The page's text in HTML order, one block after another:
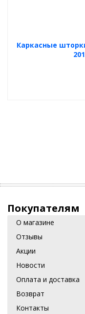
Каркасные
Покупателям
О магазине
Отзывы
Акции
Новости
Оплата и доставка
Возврат
Контакты